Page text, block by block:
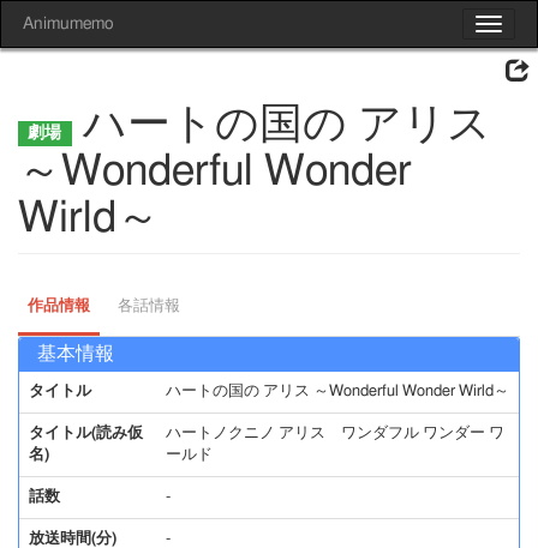
Toggle
Animumemo
ハートの国の アリス
～Wonderful Wonder
Wirld～
作品情報 各話情報
基本情報
タイトル ハートの国の アリス ～Wonderful Wonder Wirld～
タイトル(読み仮
名)
ハートノクニノ アリス ワンダフル ワンダー ワ
ールド
話数 -
放送時間(分) -